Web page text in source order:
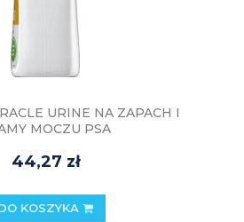
URINE NA ZAPACH I
MOCZU PSA
44,27 zł
KOSZYKA